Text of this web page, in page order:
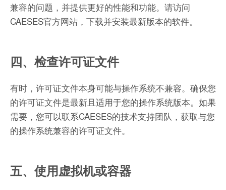
兼容的问题，并提供更好的性能和功能。请访问
CAESES官方网站，下载并安装最新版本的软件。
四、检查许可证文件
有时，许可证文件本身可能与操作系统不兼容。确保您
的许可证文件是最新且适用于您的操作系统版本。如果
需要，您可以联系CAESES的技术支持团队，获取与您
的操作系统兼容的许可证文件。
五、使用虚拟机或容器